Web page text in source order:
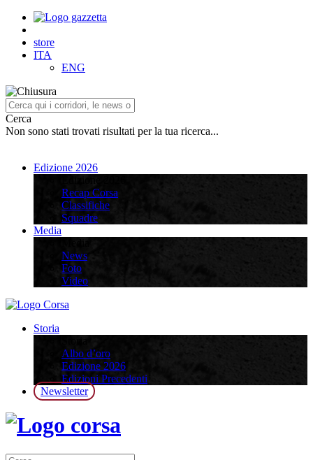
store
ITA
ENG
Cerca
Non sono stati trovati risultati per la tua ricerca...
Edizione 2026
Recap Corsa
Classifiche
Squadre
Media
News
Foto
Video
Storia
Albo d’oro
Edizione 2026
Edizioni Precedenti
Newsletter